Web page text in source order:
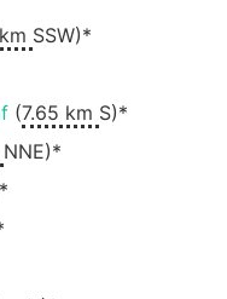
SSW)*
(7.65 km S)*
NNE)*